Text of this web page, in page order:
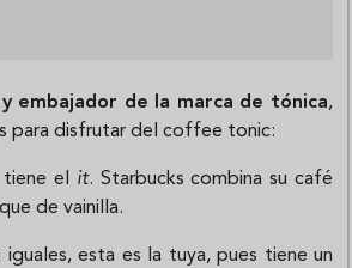
embajador de la marca de tónica,
para disfrutar del coffee tonic:
tiene el it. Starbucks combina su café
de vainilla.
esta es la tuya, pues tiene un